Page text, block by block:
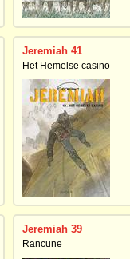
Jeremiah 41
Het Hemelse casino
Jeremiah 39
Rancune